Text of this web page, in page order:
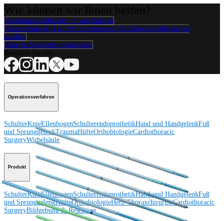
Medizinproduktberater:in kontaktieren
Veranstaltungen, Lab-Vorführungen und Schulungsmöglichkeiten
ansehen
Unseren Newsletter abonnieren
Operationsverfahren
SchulterKnieEllenbogenSchulterendoprothetikHand und HandgelenkFuß
und SprunggelenkTraumaHüfteOrthobiologieCardiothoracic
SurgeryWirbelsäule
Produkt
SchulterKnieEllenbogenSchulterendoprothetikHand und HandgelenkFuß
und SprunggelenkHüfteOrthobiologieHerz-ThoraxchirurgieCardiothoracic
SurgeryBildgebung & Resektion